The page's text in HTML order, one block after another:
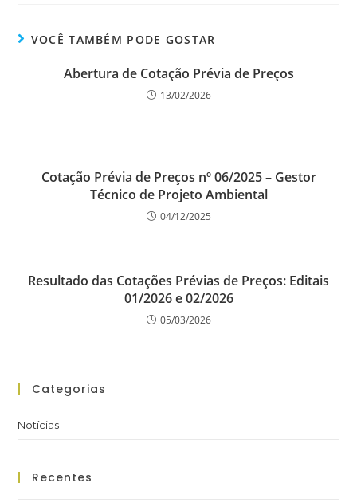
e e
st
e
dI
s
A
p
e
VOCÊ TAMBÉM PODE GOSTAR
Abertura de Cotação Prévia de Preços
13/02/2026
Cotação Prévia de Preços nº 06/2025 – Gestor
Técnico de Projeto Ambiental
04/12/2025
Resultado das Cotações Prévias de Preços: Editais
01/2026 e 02/2026
05/03/2026
Categorias
Notícias
Recentes